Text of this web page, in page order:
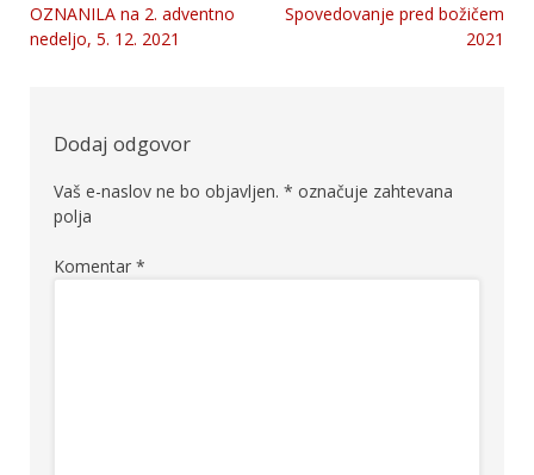
Navigacija
OZNANILA na 2. adventno
nedeljo, 5. 12. 2021
Spovedovanje pred božičem
2021
Dodaj odgovor
Vaš e-naslov ne bo objavljen. * označuje zahtevana
polja
Komentar *